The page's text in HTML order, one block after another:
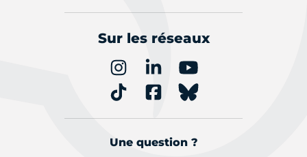
Sur les réseaux
Une question ?